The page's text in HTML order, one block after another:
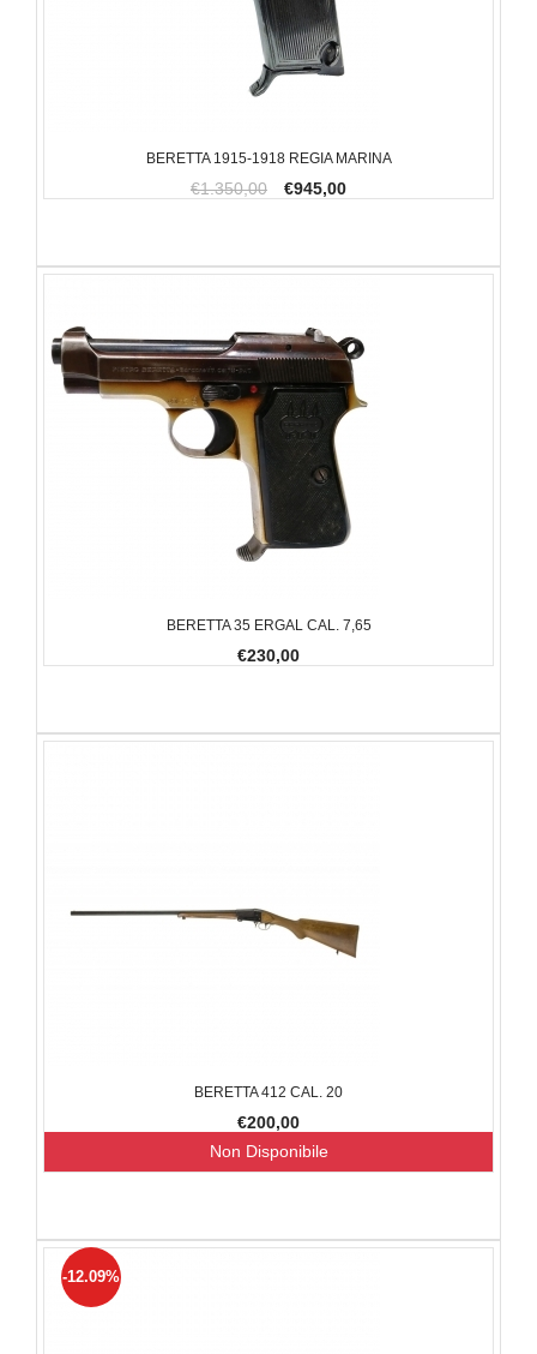
BERETTA 1915-1918 REGIA MARINA
€1.350,00 €945,00
BERETTA 35 ERGAL CAL. 7,65
€230,00
BERETTA 412 CAL. 20
€200,00
Non Disponibile
-12.09%